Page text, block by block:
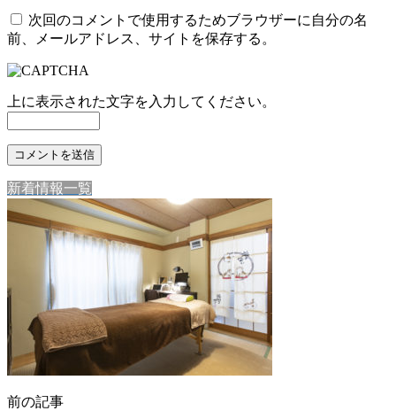
次回のコメントで使用するためブラウザーに自分の名
前、メールアドレス、サイトを保存する。
上に表示された文字を入力してください。
新着情報一覧
前の記事